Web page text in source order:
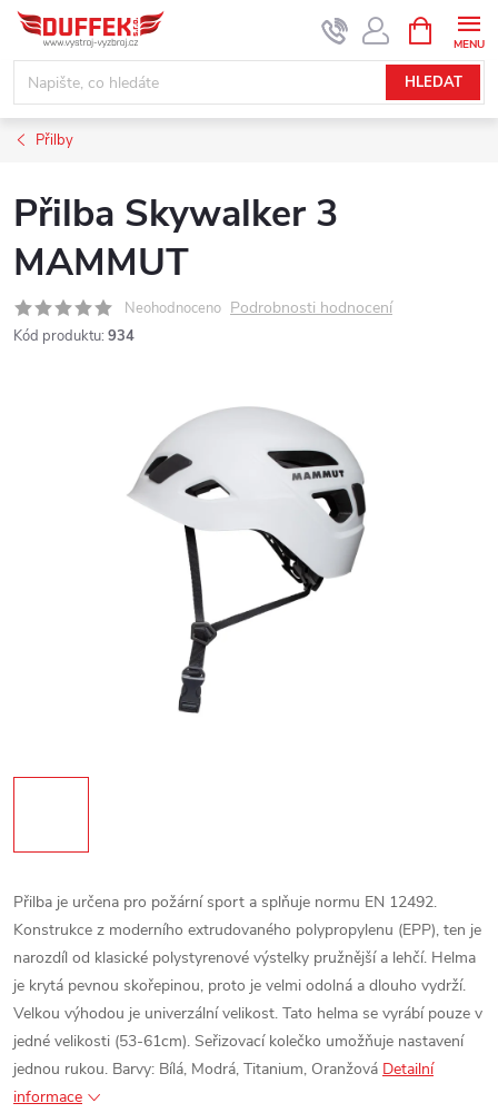
Přejít
obsah
HLEDAT
NÁKUPNÍ
KOŠÍK
Přilby
Přilba Skywalker 3
MAMMUT
Neohodnoceno Podrobnosti hodnocení
Kód produktu: 934
Přilba je určena pro požární sport a splňuje normu EN 12492.
Konstrukce z moderního extrudovaného polypropylenu (EPP), ten je
narozdíl od klasické polystyrenové výstelky pružnější a lehčí. Helma
je krytá pevnou skořepinou, proto je velmi odolná a dlouho vydrží.
Velkou výhodou je univerzální velikost. Tato helma se vyrábí pouze v
jedné velikosti (53-61cm). Seřizovací kolečko umožňuje nastavení
jednou rukou. Barvy: Bílá, Modrá, Titanium, Oranžová Detailní
informace